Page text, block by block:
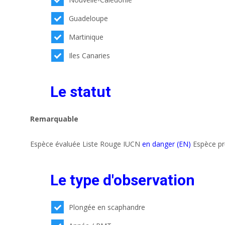
Guadeloupe
Martinique
Iles Canaries
Le statut
Remarquable
Espèce évaluée Liste Rouge IUCN en danger (EN) Espèce
Le type d'observation
Plongée en scaphandre